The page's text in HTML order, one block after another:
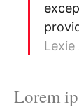
Lexie
Lorem